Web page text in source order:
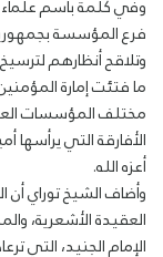
وفي كلمة باسم
فرع المؤسسة
وتلاقح أنظارهم
ما فتئت إمارة
مختلف المؤسسات
الأفارقة التي
أعزه الله.
وأضاف الشيخ توراي أن
العقيدة الأشعرية،
الإمام الجنيد، التي